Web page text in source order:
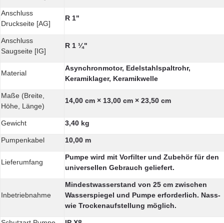
Anschluss
Druckseite [AG]
R 1"
Anschluss
Saugseite [IG]
R 1 ¼"
Material
Asynchronmotor, Edelstahlspaltrohr,
Keramiklager, Keramikwelle
Maße (Breite,
Höhe, Länge)
14,00 cm × 13,00 cm × 23,50 cm
Gewicht 3,40 kg
Pumpenkabel 10,00 m
Lieferumfang
Pumpe wird mit Vorfilter und Zubehör für den
universellen Gebrauch geliefert.
Inbetriebnahme
Mindestwasserstand von 25 cm zwischen
Wasserspiegel und Pumpe erforderlich. Nass-
wie Trockenaufstellung möglich.